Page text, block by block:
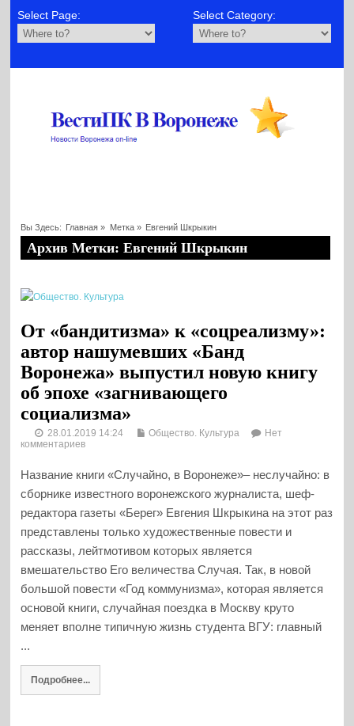
Select Page: Select Category:
Вы Здесь: Главная » Метка » Евгений Шкрыкин
Архив Метки: Евгений Шкрыкин
От «бандитизма» к «соцреализму»:
автор нашумевших «Банд
Воронежа» выпустил новую книгу
об эпохе «загнивающего
социализма»
28.01.2019 14:24 Общество. Культура
Нет
комментариев
Название книги «Случайно, в Воронеже»– неслучайно: в
сборнике известного воронежского журналиста, шеф-
редактора газеты «Берег» Евгения Шкрыкина на этот раз
представлены только художественные повести и
рассказы, лейтмотивом которых является
вмешательство Его величества Случая. Так, в новой
большой повести «Год коммунизма», которая является
основой книги, случайная поездка в Москву круто
меняет вполне типичную жизнь студента ВГУ: главный
...
Подробнее...